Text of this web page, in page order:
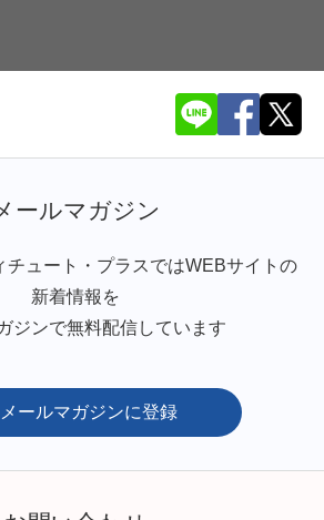
ールマガジン
チュート・プラスではWEBサイトの
新着情報を
ジンで無料配信しています
メールマガジンに登録